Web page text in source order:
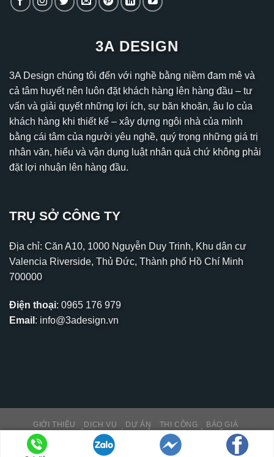
3A DESIGN
3A Design chúng tôi đến với nghề bằng niềm đam mê và
cả tâm huyết nên luôn đặt khách hàng lên hàng đầu – tư
vấn và giải quyết những lợi ích, sự băn khoăn, âu lo của
khách hàng khi thiết kế – xây dựng ngôi nhà của mình
bằng cái tâm của người yêu nghề, quý trọng những giá trị
nhân văn, hiểu và vận dụng luật nhân quả chứ không phải
đặt lợi nhuận lên hàng đầu.
TRỤ SỞ CÔNG TY
Địa chỉ: Căn A10, 1000 Nguyễn Duy Trinh, Khu dân cư
Valencia Riverside, Thủ Đức, Thành phố Hồ Chí Minh
700000
Điện thoại: 0965 176 979
Email : info@3adesign.vn
GIỚI THIỆU DỊCH VỤ DỰ ÁN THI CÔNG
BÁO GIÁ
THƯ VIỆN – TIN TỨC
HỖ TRỢ KH LIÊN HỆ
Copyright 2026 © PNK MEDIA